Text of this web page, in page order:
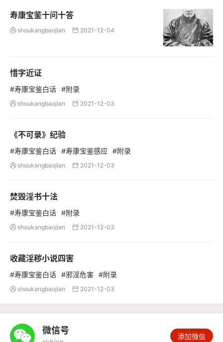
寿康宝鉴十问十答
 shoukangbaojian  2021-12-04
惜字近证
#寿康宝鉴白话 #附录
 shoukangbaojian  2021-12-03
《不可录》纪验
#寿康宝鉴白话 #寿康宝鉴感应 #附录
 shoukangbaojian  2021-12-03
焚毁淫书十法
#寿康宝鉴白话 #附录
 shoukangbaojian  2021-12-03
收藏淫秽小说四害
#寿康宝鉴白话 #邪淫危害 #附录
 shoukangbaojian  2021-12-03
 微信号
添加微信